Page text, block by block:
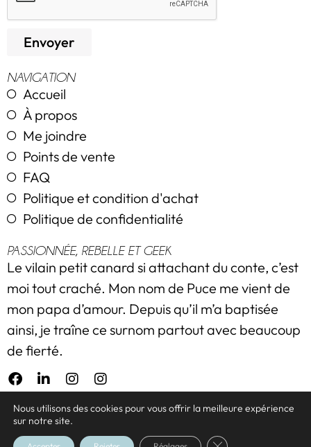
Envoyer
NAVIGATION
Accueil
À propos
Me joindre
Points de vente
FAQ
Politique et condition d'achat
Politique de confidentialité
PASSIONNÉE, REBELLE ET GEEK
Le vilain petit canard si attachant du conte, c’est
moi tout craché. Mon nom de Puce me vient de
mon papa d’amour. Depuis qu’il m’a baptisée
ainsi, je traîne ce surnom partout avec beaucoup
de fierté.
Tous droits réservés © 2019 à ce jour. Nadine Blanchette.
Nous utilisons des cookies pour vous offrir la meilleure expérience
sur notre site.
Close GDPR Cookie